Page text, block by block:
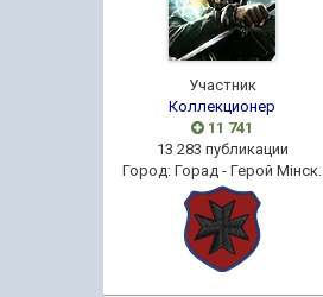
Участник
Коллекционер
11 741
13 283 публикации
Город:Горад - Герой Мiнск.